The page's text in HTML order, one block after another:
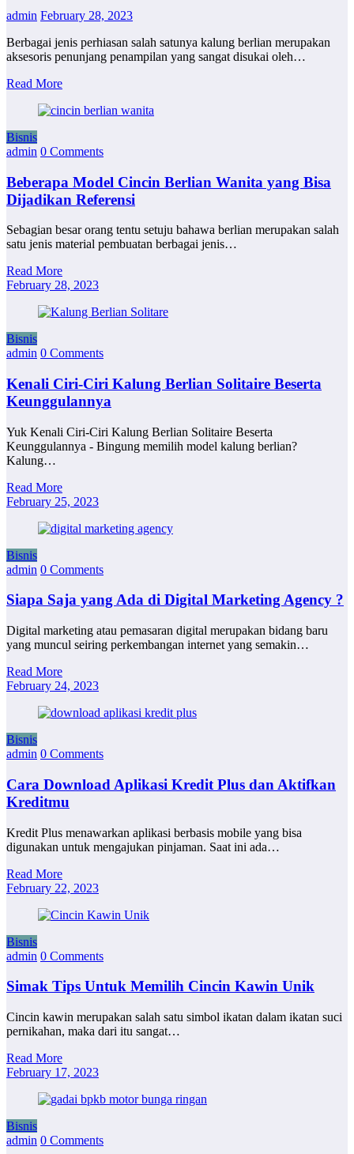
admin February 28, 2023
Berbagai jenis perhiasan salah satunya kalung berlian merupakan
aksesoris penunjang penampilan yang sangat disukai oleh…
Read More
Bisnis
admin 0 Comments
Beberapa Model Cincin Berlian Wanita yang Bisa
Dijadikan Referensi
Sebagian besar orang tentu setuju bahawa berlian merupakan salah
satu jenis material pembuatan berbagai jenis…
Read More
February 28, 2023
Bisnis
admin 0 Comments
Kenali Ciri-Ciri Kalung Berlian Solitaire Beserta
Keunggulannya
Yuk Kenali Ciri-Ciri Kalung Berlian Solitaire Beserta
Keunggulannya - Bingung memilih model kalung berlian?
Kalung…
Read More
February 25, 2023
Bisnis
admin 0 Comments
Siapa Saja yang Ada di Digital Marketing Agency ?
Digital marketing atau pemasaran digital merupakan bidang baru
yang muncul seiring perkembangan internet yang semakin…
Read More
February 24, 2023
Bisnis
admin 0 Comments
Cara Download Aplikasi Kredit Plus dan Aktifkan
Kreditmu
Kredit Plus menawarkan aplikasi berbasis mobile yang bisa
digunakan untuk mengajukan pinjaman. Saat ini ada…
Read More
February 22, 2023
Bisnis
admin 0 Comments
Simak Tips Untuk Memilih Cincin Kawin Unik
Cincin kawin merupakan salah satu simbol ikatan dalam ikatan suci
pernikahan, maka dari itu sangat…
Read More
February 17, 2023
Bisnis
admin 0 Comments